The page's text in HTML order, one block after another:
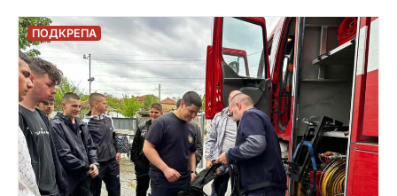
ПОДКРЕПА